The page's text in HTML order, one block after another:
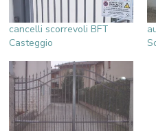
cancelli scorrevoli BFT
Casteggio